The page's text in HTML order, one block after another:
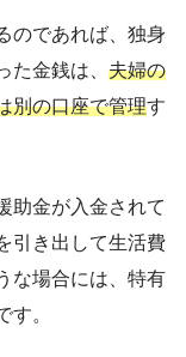
のであれば、独身
た金銭は、 夫婦の
別の口座で管理す
助金が入金されて
引き出して生活費
な場合には、特有
す。